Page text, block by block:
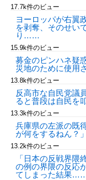
Powered by
17.7k件のビュー
ヨーロッパが右翼
を剥奪、そのせい
り……
15.9k件のビュー
募金のピンハネ疑
災地のために使用
13.8k件のビュー
反高市な自民党議
ると普段は自民を
13.3k件のビュー
兵庫県の左派の既
が何をするねん？
13.2k件のビュー
「日本の反戦界隈
の例の界隈の反応
てしまった結果